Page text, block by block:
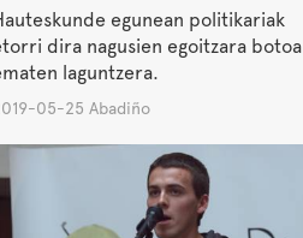
egunean politikariak
dira nagusien egoitzara botoa
laguntzera.
05-25 Abadiño